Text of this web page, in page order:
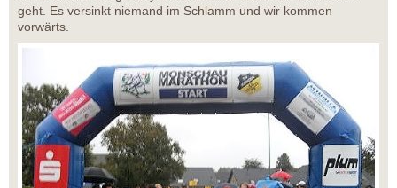
geht. Es versinkt niemand im Schlamm und wir kommen
vorwärts.